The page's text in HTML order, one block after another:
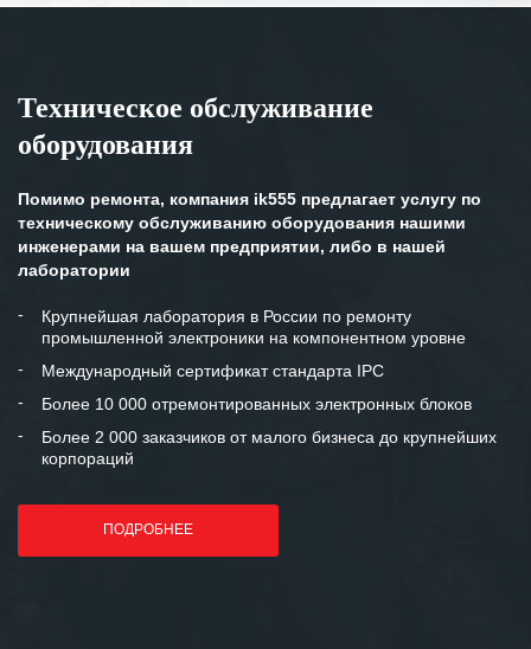
Особенно хочется отметить высокую
клиентоориентированность
готовность помочь в самых сложных
Мы высоко ценим сложившиеся
и доверительные партнерские
отношения и искренне желаем
«Инженерной компании «555» долгих
лет успеха и процветания.
Техническое обслуживание
оборудования
Помимо ремонта, компания ik555 предлагает услугу по
техническому обслуживанию оборудования нашими
инженерами на вашем предприятии, либо в нашей
лаборатории
Крупнейшая лаборатория в России по ремонту
промышленной электроники на компонентном уровне
Международный сертификат стандарта IPC
Более 10 000 отремонтированных электронных блоков
Более 2 000 заказчиков от малого бизнеса до крупнейших
корпораций
ПОДРОБНЕЕ